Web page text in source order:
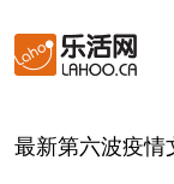
最新第六波疫情